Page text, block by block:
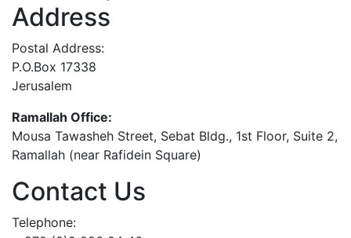
Address
Postal Address:
P.O.Box 17338
Jerusalem
Ramallah Office:
Mousa Tawasheh Street, Sebat Bldg., 1st Floor, Suite 2,
Ramallah (near Rafidein Square)
Contact Us
Telephone: